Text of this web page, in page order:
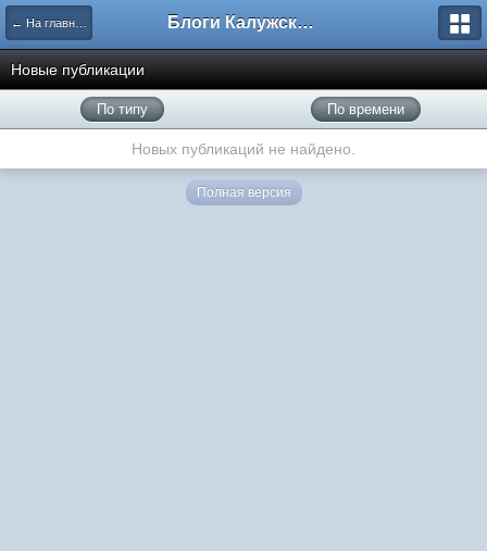
← На главную Блоги Калужского перекрестка
Новые публикации
По типу По времени
Новых публикаций не найдено.
Полная версия